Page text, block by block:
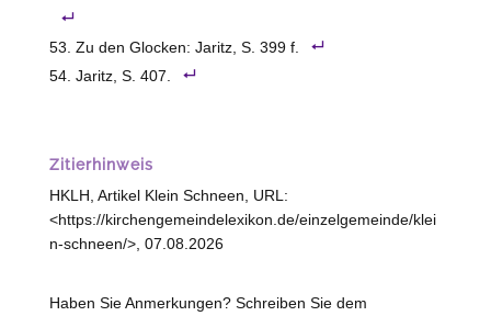
Zu den Glocken: Jaritz, S. 399 f.
Jaritz, S. 407.
Zitierhinweis
HKLH, Artikel Klein Schneen, URL:
<https://kirchengemeindelexikon.de/einzelgemeinde/klei
n-schneen/>, 07.08.2026
Haben Sie Anmerkungen? Schreiben Sie dem